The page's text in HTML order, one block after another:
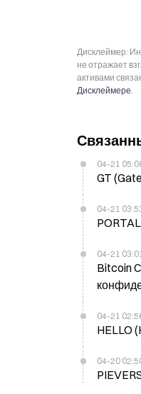
Дисклеймер:
не отражает
активами
Дисклеймере.
04-21
GT
04-21
04-21
Bitcoin
04-21
HELLO
04-20